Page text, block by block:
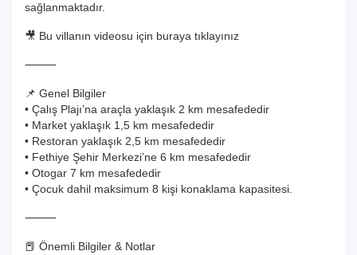
sağlanmaktadır.
🎥 Bu villanın videosu için buraya tıklayınız
⸻
📌 Genel Bilgiler
• Çalış Plajı’na araçla yaklaşık 2 km mesafededir
• Market yaklaşık 1,5 km mesafededir
• Restoran yaklaşık 2,5 km mesafededir
• Fethiye Şehir Merkezi’ne 6 km mesafededir
• Otogar 7 km mesafededir
• Çocuk dahil maksimum 8 kişi konaklama kapasitesi.
⸻
📕 Önemli Bilgiler & Notlar